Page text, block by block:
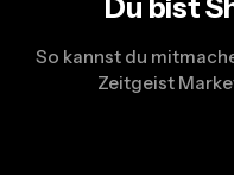
Du bist
So kannst du
Zeitgeist